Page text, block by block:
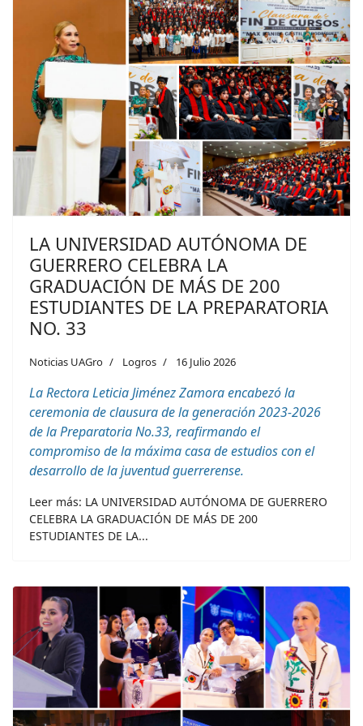
LA UNIVERSIDAD AUTÓNOMA DE
GUERRERO CELEBRA LA
GRADUACIÓN DE MÁS DE 200
ESTUDIANTES DE LA PREPARATORIA
NO. 33
Noticias UAGro Logros 16 Julio 2026
LaRectora Leticia Jiménez Zamora encabezó la
ceremonia de clausura de la generación 2023-2026
de la Preparatoria No.33, reafirmando el
compromiso de la máxima casa de estudios con el
desarrollo de la juventud guerrerense.
Leer más: LA UNIVERSIDAD AUTÓNOMA DE GUERRERO
CELEBRA LA GRADUACIÓN DE MÁS DE 200
ESTUDIANTES DE LA...